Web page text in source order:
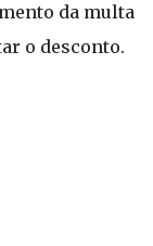
da multa
o desconto.